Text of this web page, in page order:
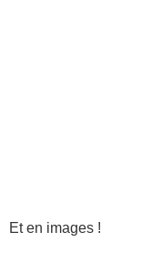
Et en images !